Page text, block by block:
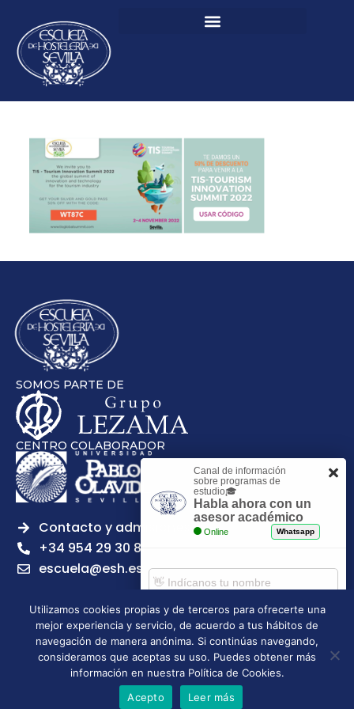
SOMOS PARTE DE
CENTRO COLABORADOR
Contacto y admisiones
+34 954 29 30 81
escuela@esh.es
Legal notice Privacy Policy
Cookies Policy
Escuela Superior de Hostelería de Sevilla | 2026 | Todos los
derechos reservados
Utilizamos cookies propias y de terceros para ofrecerte una
mejor experiencia y servicio, de acuerdo a tus hábitos de
navegación de manera anónima. Si continúas navegando,
consideramos que aceptas su uso. Puedes obtener más
información en nuestra Política de Cookies.
Acepto
Leer más
Canal de información
sobre programas de
estudio🎓
Habla ahora con un
asesor académico
Online Whatsapp
Comenzar chat